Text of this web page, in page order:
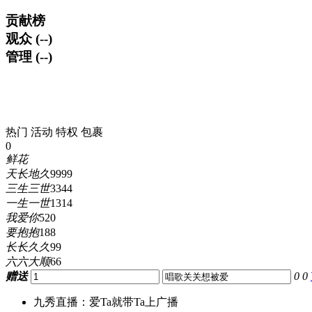
贡献榜
观众 (--)
管理 (--)
热门 活动 特权 包裹
0
鲜花
天长地久9999
三生三世3344
一生一世1314
我爱你520
要抱抱188
长长久久99
六六大顺66
赠送
0 0
九秀直播：爱Ta就带Ta上广播